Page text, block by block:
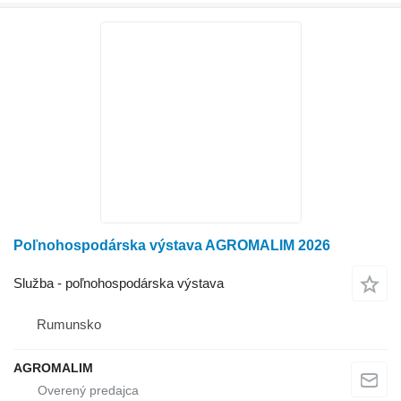
Poľnohospodárska výstava AGROMALIM 2026
Služba - poľnohospodárska výstava
Rumunsko
AGROMALIM